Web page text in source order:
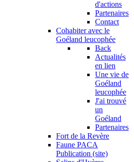
d'actions
Partenaires
Contact
Cohabiter avec le
Goéland leucophée
Back
Actualités
en lien
Une vie de
Goéland
leucophée
J'ai trouvé
un
Goéland
Partenaires
Fort de la Revère
Faune PACA
Publication (site)